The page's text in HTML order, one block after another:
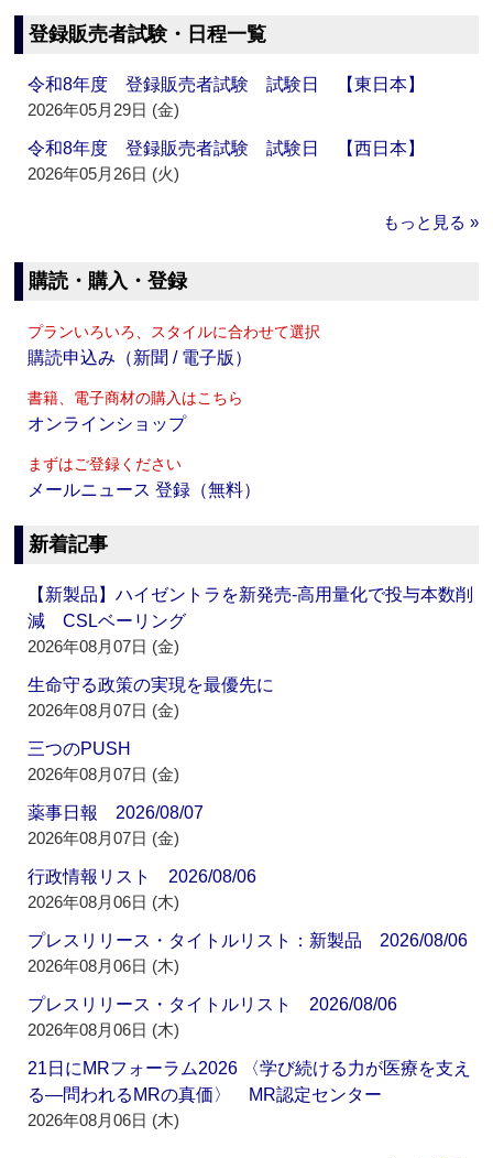
登録販売者試験・日程一覧
令和8年度 登録販売者試験 試験日 【東日本】
2026年05月29日 (金)
令和8年度 登録販売者試験 試験日 【西日本】
2026年05月26日 (火)
もっと見る »
購読・購入・登録
プランいろいろ、スタイルに合わせて選択
購読申込み（新聞 / 電子版）
書籍、電子商材の購入はこちら
オンラインショップ
まずはご登録ください
メールニュース 登録（無料）
新着記事
【新製品】ハイゼントラを新発売‐高用量化で投与本数削
減 CSLベーリング
2026年08月07日 (金)
生命守る政策の実現を最優先に
2026年08月07日 (金)
三つのPUSH
2026年08月07日 (金)
薬事日報 2026/08/07
2026年08月07日 (金)
行政情報リスト 2026/08/06
2026年08月06日 (木)
プレスリリース・タイトルリスト：新製品 2026/08/06
2026年08月06日 (木)
プレスリリース・タイトルリスト 2026/08/06
2026年08月06日 (木)
21日にMRフォーラム2026 〈学び続ける力が医療を支え
る―問われるMRの真価〉 MR認定センター
2026年08月06日 (木)